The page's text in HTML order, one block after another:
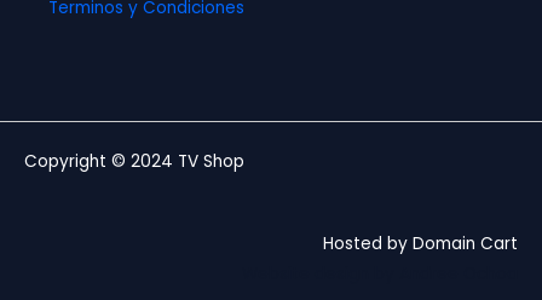
Terminos y Condiciones
Copyright © 2024 TV Shop
Hosted by Domain Cart